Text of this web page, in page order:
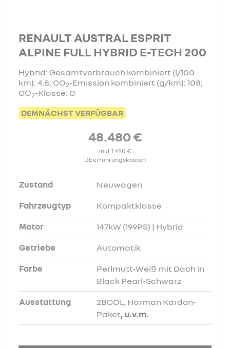
RENAULT AUSTRAL ESPRIT
ALPINE FULL HYBRID E-TECH 200
Hybrid: Gesamtverbrauch kombiniert (l/100
km): 4.8; CO2-Emission kombiniert (g/km): 108;
CO2-Klasse: C
DEMNÄCHST VERFÜGBAR
48.480 €
inkl. 1.490 €
Überführungskosten
Zustand Neuwagen
Fahrzeugtyp Kompaktklasse
Motor 147kW (199PS) | Hybrid
Getriebe Automatik
Farbe
Perlmutt-Weiß mit Dach in
Black Pearl-Schwarz
Ausstattung
2BCOL, Harman Kardon-
Paket, u.v.m.